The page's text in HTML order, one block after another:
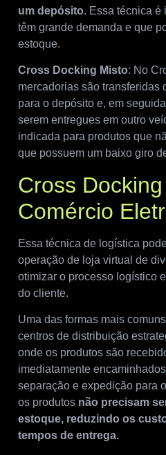
um depósito. Essa técnica é
têm grande demanda e que
estoque.
Cross Docking Misto: No
mercadorias são transferidas
para o depósito e, em
serem entregues em outro
indicada para produtos que
que possuem um baixo giro
Cross
Comércio
Essa técnica de logística
operação de loja virtual de
otimizar o processo logístico
do cliente.
Uma das formas mais
centros de distribuição
onde os produtos são
imediatamente
separação e expedição para
os produtos não precisam
estoque, reduzindo os
tempos de entrega.